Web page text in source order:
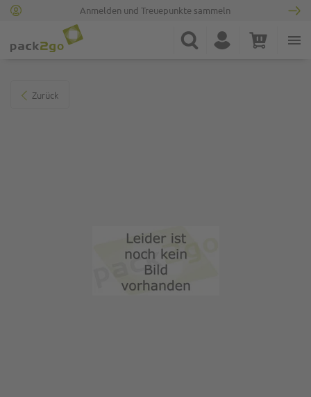
Anmelden und Treuepunkte sammeln
Suche Konto Warenkorb
Zurück